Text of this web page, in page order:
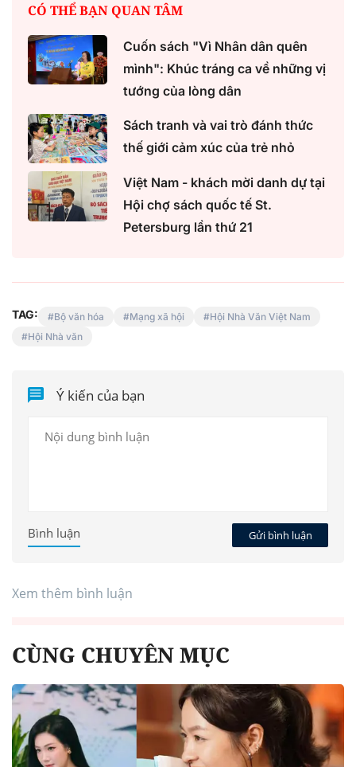
CÓ THỂ BẠN QUAN TÂM
Cuốn sách "Vì Nhân dân quên
mình": Khúc tráng ca về những vị
tướng của lòng dân
Sách tranh và vai trò đánh thức
thế giới cảm xúc của trẻ nhỏ
Việt Nam - khách mời danh dự tại
Hội chợ sách quốc tế St.
Petersburg lần thứ 21
TAG: Bộ văn hóa Mạng xã hội
Hội Nhà Văn Việt Nam
Hội Nhà văn
Ý kiến của bạn
Gửi bình luận
Bình luận
Xem thêm bình luận
CÙNG CHUYÊN MỤC